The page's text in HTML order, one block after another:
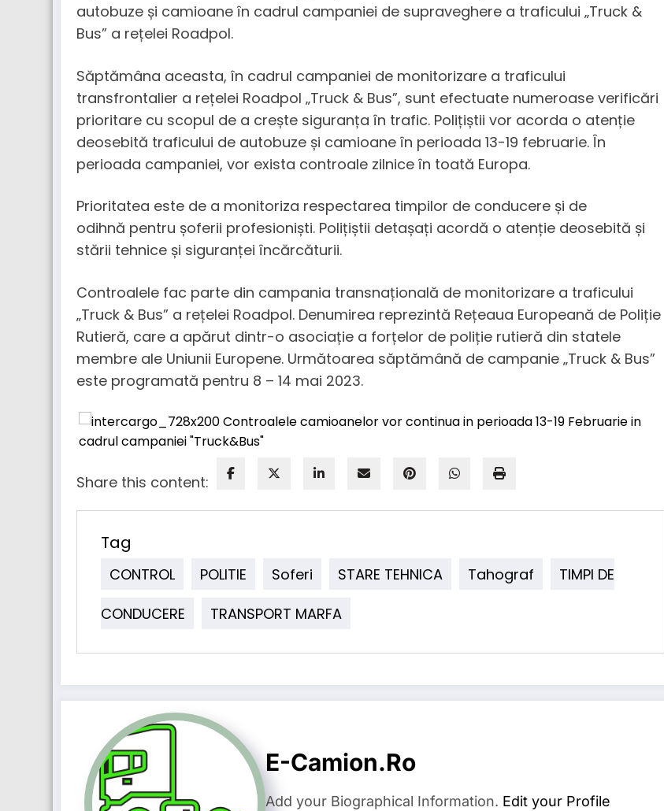
autobuze și camioane în cadrul campaniei de supraveghere a traficului „Truck &
Bus” a rețelei Roadpol.
Săptămâna aceasta, în cadrul campaniei de monitorizare a traficului
transfrontalier a rețelei Roadpol „Truck & Bus”, sunt efectuate numeroase verificări
prioritare cu scopul de a crește siguranța în trafic. Polițiștii vor acorda o atenție
deosebită traficului de autobuze și camioane în perioada 13-19 februarie. În
perioada campaniei, vor exista controale zilnice în toată Europa.
Prioritatea este de a monitoriza respectarea timpilor de conducere și de
odihnă pentru șoferii profesioniști. Polițiștii detașați acordă o atenție deosebită și
stării tehnice și siguranței încărcăturii.
Controalele fac parte din campania transnațională de monitorizare a traficului
„Truck & Bus” a rețelei Roadpol. Denumirea reprezintă Rețeaua Europeană de Poliție
Rutieră, care a apărut dintr-o asociație a forțelor de poliție rutieră din statele
membre ale Uniunii Europene. Următoarea săptămână de campanie „Truck & Bus”
este programată pentru 8 – 14 mai 2023.
Share this content:
Tag
CONTROL POLITIE Soferi STARE TEHNICA Tahograf
TIMPI DE
CONDUCERE
TRANSPORT MARFA
E-Camion.ro
Add your Biographical Information. Edit your Profile